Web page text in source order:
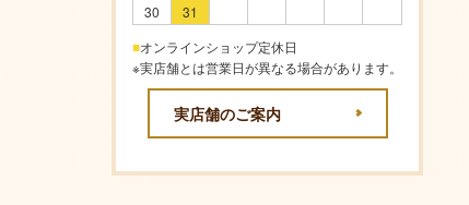
30
31
■オンラインショップ定休日
※実店舗とは営業日が異なる場合があります。
実店舗のご案内